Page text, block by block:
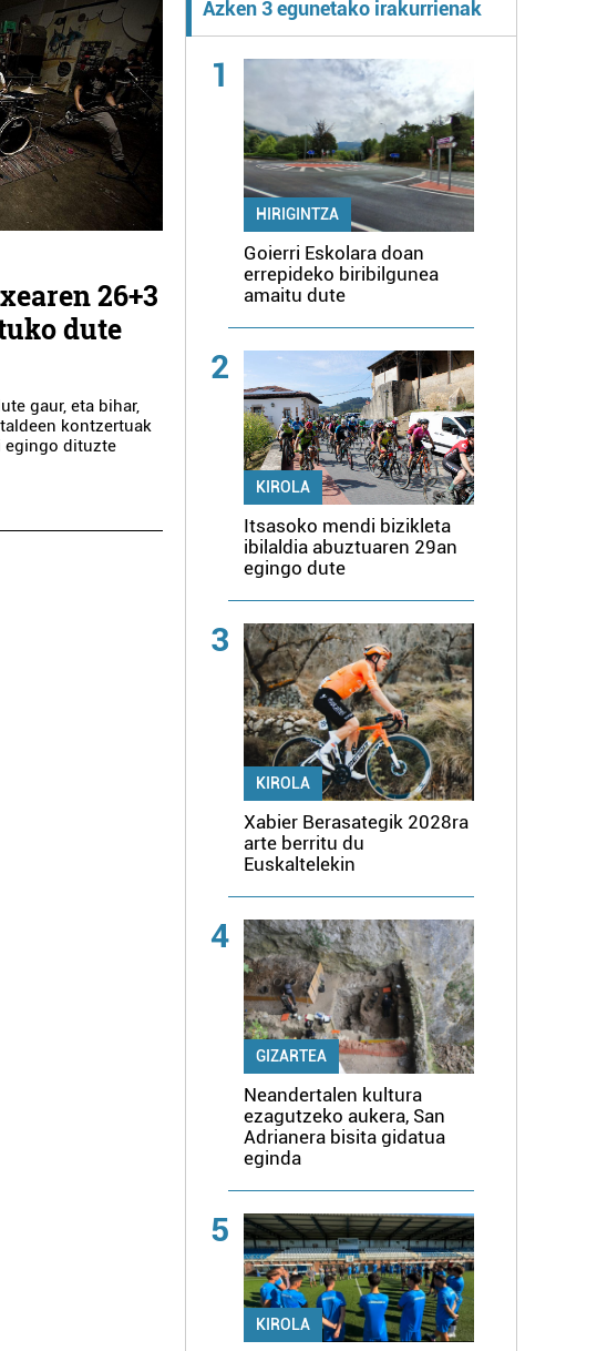
26+3
dute
gaur, eta bihar,
kontzertuak
egingo dituzte
Azken 3 egunetako irakurrienak
1
HIRIGINTZA
Goierri Eskolara doan
errepideko biribilgunea
amaitu dute
2
KIROLA
Itsasoko mendi bizikleta
ibilaldia abuztuaren 29an
egingo dute
3
KIROLA
Xabier Berasategik 2028ra
arte berritu du
Euskaltelekin
4
GIZARTEA
Neandertalen kultura
ezagutzeko aukera, San
Adrianera bisita gidatua
eginda
5
KIROLA